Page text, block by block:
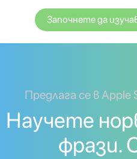
Започнете да
Предлага се в Apple
Научете
фрази.